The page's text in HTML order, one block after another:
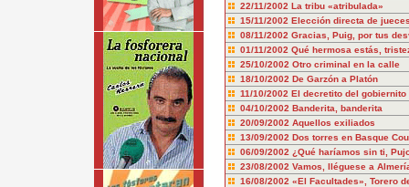
22/11/2002 La tribu «atribulada»
15/11/2002 Elección directa de
08/11/2002 Gracias, Puig, por tus
01/11/2002 Qué hermosa estás,
25/10/2002 Otro criminal en la calle
18/10/2002 De Garzón a Platón
11/10/2002 El decretito del gobiernito
04/10/2002 Banderita, banderita
20/09/2002 Aquellos exiliados
13/09/2002 Dos torres en Basque
06/09/2002 ¿Qué haríamos sin ti,
23/08/2002 Vamos, lléguese a
16/08/2002 «El Facultades», Torero